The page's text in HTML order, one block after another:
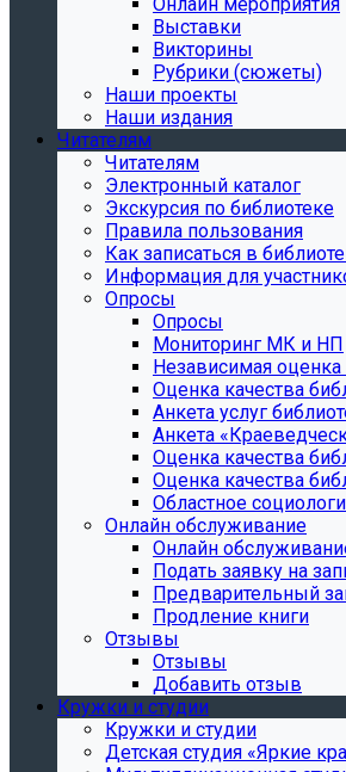
Выставки
Викторины
Рубрики (сюжеты)
Наши проекты
Наши издания
Читателям
Читателям
Электронный каталог
Экскурсия по библиотеке
Правила пользования
Как записаться в
Информация для
Опросы
Опросы
Мониторинг МК и НП
Независимая оценка
Оценка качества
Анкета услуг
Анкета
Oценка качества
Oценка качества
Областное
Онлайн обслуживание
Онлайн
Подать заявку на
Предварительный
Продление книги
Отзывы
Отзывы
Добавить отзыв
Кружки и студии
Кружки и студии
Детская студия «Яркие